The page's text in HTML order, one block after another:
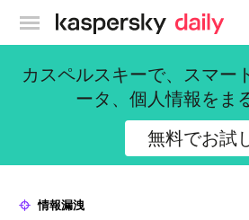
カスペルス
カスペルスキーで、スマー
ータ、個人情報をま
無料でお試
情報漏洩